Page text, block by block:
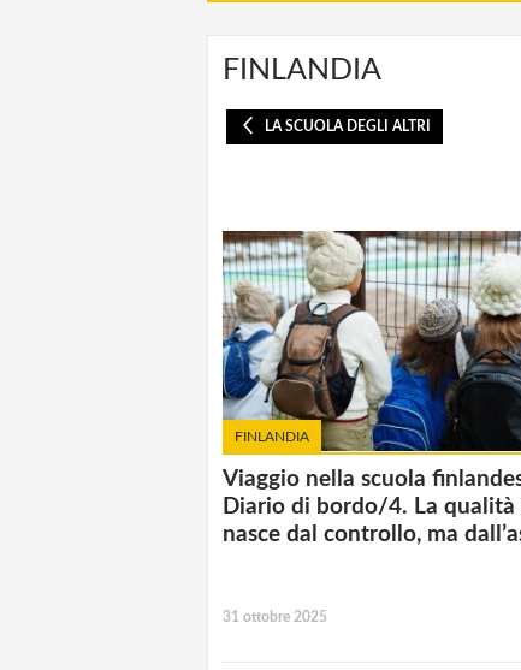
FINLANDIA
LA SCUOLA DEGLI ALTRI
FINLANDIA
Viaggio nella scuola
Diario di bordo/4. La qualità
nasce dal controllo, ma
31 ottobre 2025